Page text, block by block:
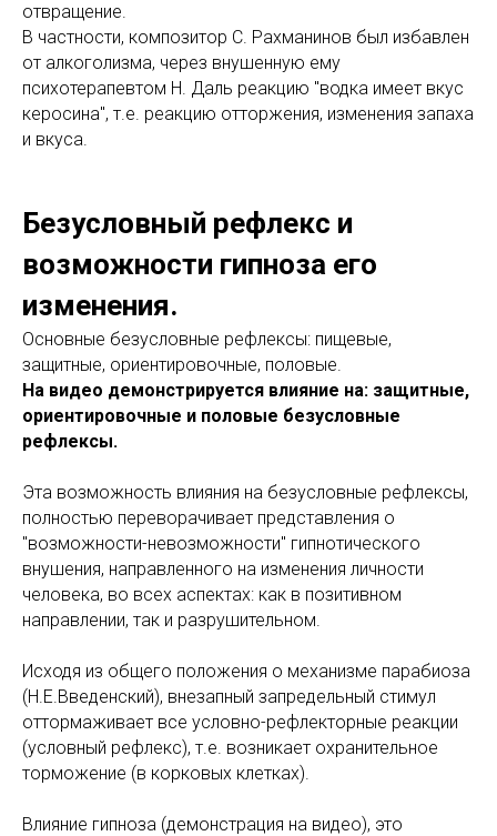
отвращение.
В частности, композитор С. Рахманинов был избавлен
от алкоголизма, через внушенную ему
психотерапевтом Н. Даль реакцию "водка имеет вкус
керосина", т.е. реакцию отторжения, изменения запаха
и вкуса.
Безусловный рефлекс и
возможности гипноза его
изменения.
Основные безусловные рефлексы: пищевые,
защитные, ориентировочные, половые.
На видео демонстрируется влияние на: защитные,
ориентировочные и половые безусловные
рефлексы.
Эта возможность влияния на безусловные рефлексы,
полностью переворачивает представления о
"возможности-невозможности" гипнотического
внушения, направленного на изменения личности
человека, во всех аспектах: как в позитивном
направлении, так и разрушительном.
Исходя из общего положения о механизме парабиоза
(Н.Е.Введенский), внезапный запредельный стимул
оттормаживает все условно-рефлекторные реакции
(условный рефлекс), т.е. возникает охранительное
торможение (в корковых клетках).
Влияние гипноза (демонстрация на видео), это